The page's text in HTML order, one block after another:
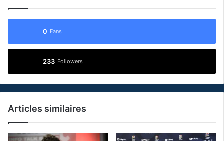
0 Fans
233 Followers
Articles similaires